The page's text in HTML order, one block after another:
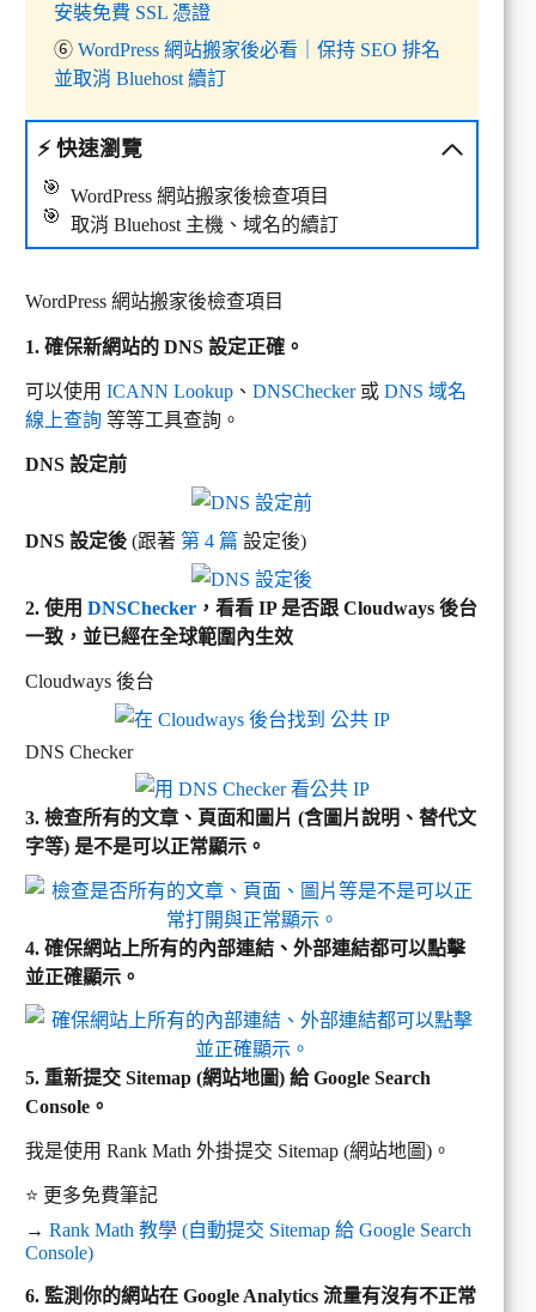
安裝免費 SSL 憑證
⑥ WordPress 網站搬家後必看｜保持 SEO 排名
並取消 Bluehost 續訂
⚡快速瀏覽
WordPress 網站搬家後檢查項目
取消 Bluehost 主機、域名的續訂
WordPress 網站搬家後檢查項目
1. 確保新網站的 DNS 設定正確。
可以使用 ICANN Lookup 、 DNSChecker或 DNS 域名
線上查詢 等等工具查詢。
DNS 設定前
DNS 設定後 (跟著 第 4 篇 設定後)
2. 使用 DNSChecker ，看看 IP 是否跟 Cloudways 後台
一致，並已經在全球範圍內生效
Cloudways 後台
DNS Checker
3. 檢查所有的文章、頁面和圖片 (含圖片說明、替代文
字等) 是不是可以正常顯示。
4. 確保網站上所有的內部連結、外部連結都可以點擊
並正確顯示。
5. 重新提交 Sitemap (網站地圖) 給 Google Search
Console。
我是使用 Rank Math 外掛提交 Sitemap (網站地圖)。
⭐ 更多免費筆記
→ Rank Math 教學 (自動提交 Sitemap 給 Google Search
Console)
6. 監測你的網站在 Google Analytics 流量有沒有不正常